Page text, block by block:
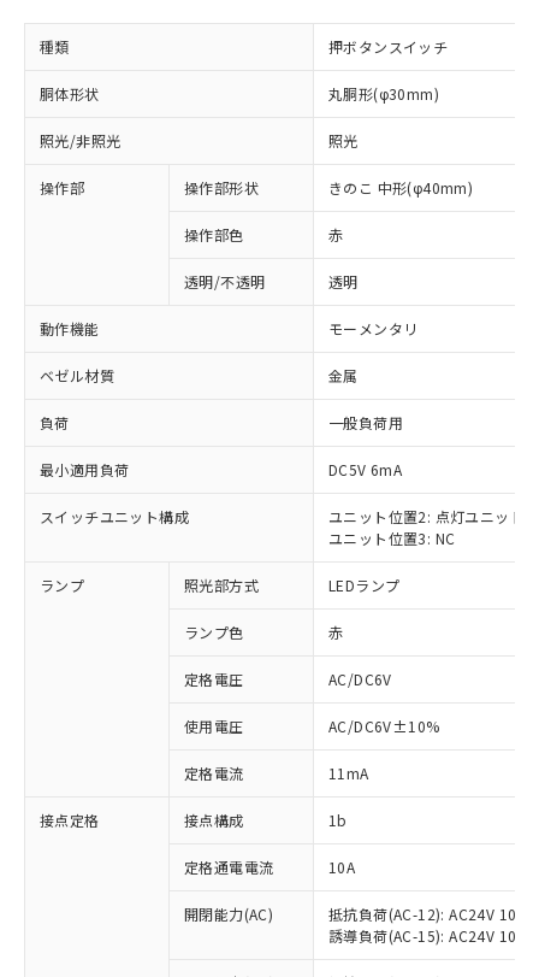
種類 押ボタンスイッチ
胴体形状 丸胴形(φ30mm)
照光/非照光 照光
操作部 操作部形状 きのこ 中形(φ40mm)
操作部色 赤
透明/不透明 透明
動作機能 モーメンタリ
ベゼル材質 金属
負荷 一般負荷用
最小適用負荷 DC5V 6mA
スイッチユニット構成
ユニット位置2: 点灯ユニット
ユニット位置3: NC
ランプ 照光部方式 LEDランプ
ランプ色 赤
定格電圧 AC/DC6V
使用電圧 AC/DC6V±10%
定格電流 11mA
接点定格 接点構成 1b
定格通電電流 10A
開閉能力(AC)
抵抗負荷(AC-12): AC24V 10A/
誘導負荷(AC-15): AC24V
以下の条件をお読みいただき、同意のうえ
本サービスは、当社制御機器事業取扱
商品の当社在庫状況および標準価格
(税抜)を提供させていただくもので
当社制御機器事業取扱商品の中には、
本サービスの対象外となる商品もある
非含有に対応した製品が提供可能な商品で
対応予定：EU RoHS指令（10物質）の非含
有に対応した製品に切り替える予定のある
対応予定なし：EU RoHS指令（10物質）の
非含有に非対応の商品で、対応品を出す予
調査・確認中：EU RoHS指令（10物質）の
非含有の対応状況を調査中または確認中の
非該当品：ライセンス料など無形物で、有
害物質有無と関係のない商品です。
仕入先様の事情により、非含有部品として
「○」：最大均質材料含有率が中国RoHSの
基準値以下であることを示します。
「×」：最大均質材料含有率が中国RoHSの